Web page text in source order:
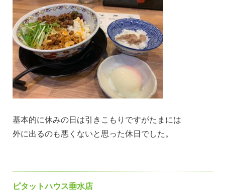
基本的に休みの日は引きこもりですがたまには
外に出るのも悪くないと思った休日でした。
ピタットハウス垂水店